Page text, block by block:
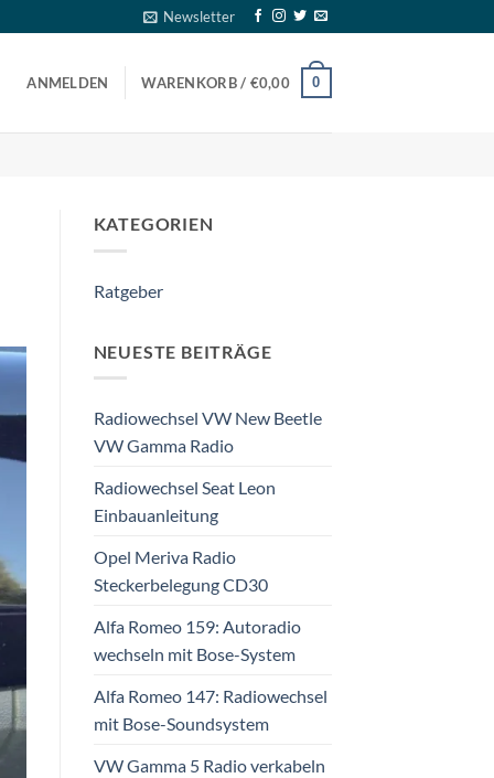
Newsletter
ANMELDEN WARENKORB / €0,00 0
KATEGORIEN
Ratgeber
NEUESTE BEITRÄGE
Radiowechsel VW New Beetle
VW Gamma Radio
Radiowechsel Seat Leon
Einbauanleitung
Opel Meriva Radio
Steckerbelegung CD30
Alfa Romeo 159: Autoradio
wechseln mit Bose-System
Alfa Romeo 147: Radiowechsel
mit Bose-Soundsystem
VW Gamma 5 Radio verkabeln